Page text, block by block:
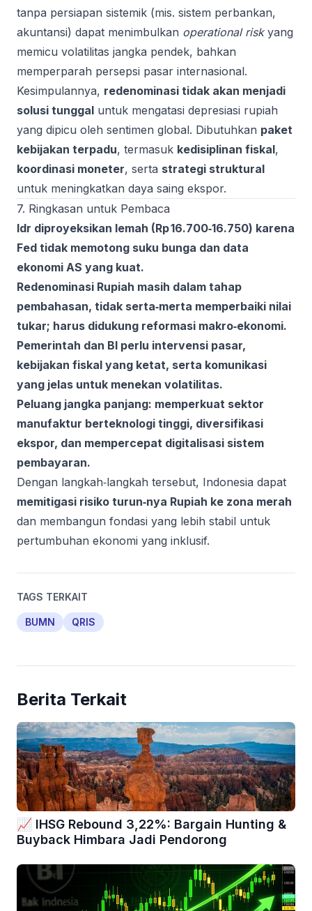
tanpa persiapan sistemik (mis. sistem perbankan,
akuntansi) dapat menimbulkan operational riskyang
memicu volatilitas jangka pendek, bahkan
memperparah persepsi pasar internasional.
Kesimpulannya, redenominasi tidak akan menjadi
solusi tunggal untuk mengatasi depresiasi rupiah
yang dipicu oleh sentimen global. Dibutuhkan paket
kebijakan terpadu, termasuk kedisiplinan fiskal,
koordinasi moneter, serta strategi struktural
untuk meningkatkan daya saing ekspor.
7. Ringkasan untuk Pembaca
Idr diproyeksikan lemah (Rp 16.700‑16.750) karena
Fed tidak memotong suku bunga dan data
ekonomi AS yang kuat.
Redenominasi Rupiah masih dalam tahap
pembahasan, tidak serta‑merta memperbaiki nilai
tukar; harus didukung reformasi makro‑ekonomi.
Pemerintah dan BI perlu intervensi pasar,
kebijakan fiskal yang ketat, serta komunikasi
yang jelas untuk menekan volatilitas.
Peluang jangka panjang: memperkuat sektor
manufaktur berteknologi tinggi, diversifikasi
ekspor, dan mempercepat digitalisasi sistem
pembayaran.
Dengan langkah‑langkah tersebut, Indonesia dapat
memitigasi risiko turun‑nya Rupiah ke zona merah
dan membangun fondasi yang lebih stabil untuk
pertumbuhan ekonomi yang inklusif.
TAGS TERKAIT
BUMN QRIS
Berita Terkait
📈 IHSG Rebound 3,22%: Bargain Hunting &
Buyback Himbara Jadi Pendorong